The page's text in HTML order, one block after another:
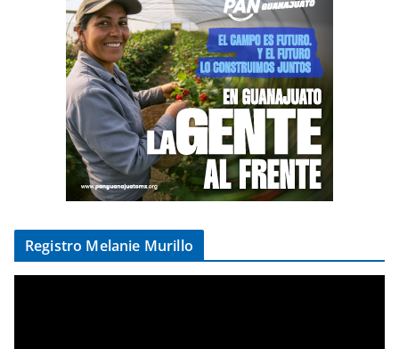
Registro Melanie Murillo